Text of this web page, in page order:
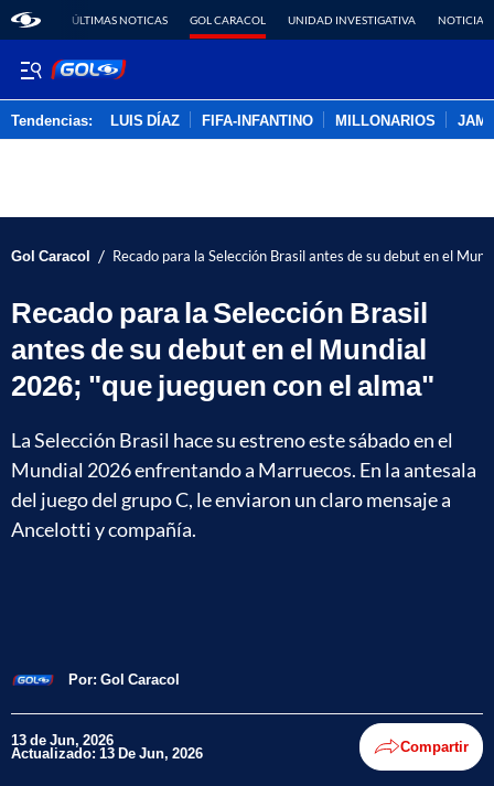
ÚLTIMAS NOTICAS GOL CARACOL UNIDAD INVESTIGATIVA NOTICIAS
Tendencias: LUIS DÍAZ FIFA-INFANTINO MILLONARIOS
Gol Caracol / Recado para la Selección Brasil antes de su debut en el
Recado para la Selección Brasil
antes de su debut en el Mundial
2026; "que jueguen con el alma"
La Selección Brasil hace su estreno este sábado en el
Mundial 2026 enfrentando a Marruecos. En la antesala
del juego del grupo C, le enviaron un claro mensaje a
Ancelotti y compañía.
Por: Gol Caracol
13 de Jun, 2026
Actualizado: 13 De Jun, 2026 Compartir